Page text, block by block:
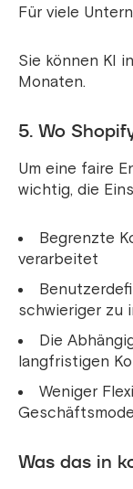
Für viele
Sie können KI
Monaten.
5. Wo
Um eine faire
wichtig, die
Begrenzte
verarbeitet
schwieriger zu
Die
langfristigen
Weniger
Was das in